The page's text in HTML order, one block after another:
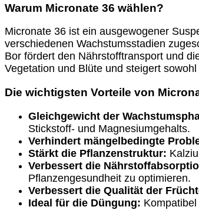
Warum Micronate 36 wählen?
Micronate 36 ist ein ausgewogener
verschiedenen Wachstumsstadien
Bor fördert den Nährstofftransport und
Vegetation und Blüte und steigert
Die wichtigsten Vorteile von
Gleichgewicht der
Stickstoff- und Magnesiumgehalts.
Verhindert mängelbedingte
Stärkt die Pflanzenstruktur:
Verbessert die
Pflanzengesundheit zu optimieren.
Verbessert die Qualität der
Ideal für die Düngung: